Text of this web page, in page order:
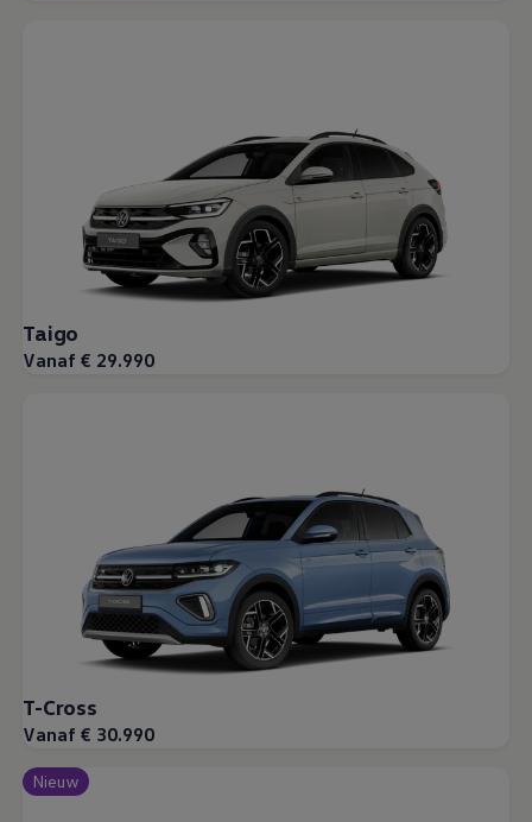
Taigo
Vanaf € 29.990
T-Cross
Vanaf € 30.990
Nieuw